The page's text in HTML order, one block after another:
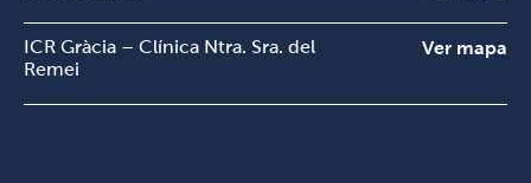
ICR Gràcia – Clínica Ntra. Sra. del
Remei
Ver mapa